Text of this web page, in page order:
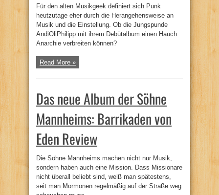
Für den alten Musikgeek definiert sich Punk
heutzutage eher durch die Herangehensweise an
Musik und die Einstellung. Ob die Jungspunde
AndiOliPhilipp mit ihrem Debütalbum einen Hauch
Anarchie verbreiten können?
Read More »
Das neue Album der Söhne
Mannheims: Barrikaden von
Eden Review
Die Söhne Mannheims machen nicht nur Musik,
sondern haben auch eine Mission. Dass Missionare
nicht überall beliebt sind, weiß man spätestens,
seit man Mormonen regelmäßig auf der Straße weg